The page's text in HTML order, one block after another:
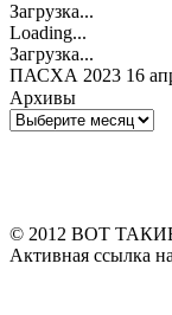
Загрузка...
Loading...
Загрузка...
ПАСХА 2023 16
Архивы
Архивы
© 2012 ВОТ
Активная ссылка